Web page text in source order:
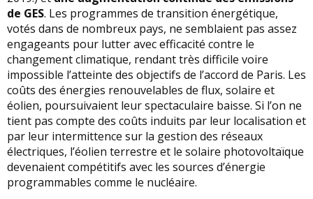
de GES. Les programmes de transition énergétique,
votés dans de nombreux pays, ne semblaient pas assez
engageants pour lutter avec efficacité contre le
changement climatique, rendant très difficile voire
impossible l’atteinte des objectifs de l’accord de Paris. Les
coûts des énergies renouvelables de flux, solaire et
éolien, poursuivaient leur spectaculaire baisse. Si l’on ne
tient pas compte des coûts induits par leur localisation et
par leur intermittence sur la gestion des réseaux
électriques, l’éolien terrestre et le solaire photovoltaïque
devenaient compétitifs avec les sources d’énergie
programmables comme le nucléaire.